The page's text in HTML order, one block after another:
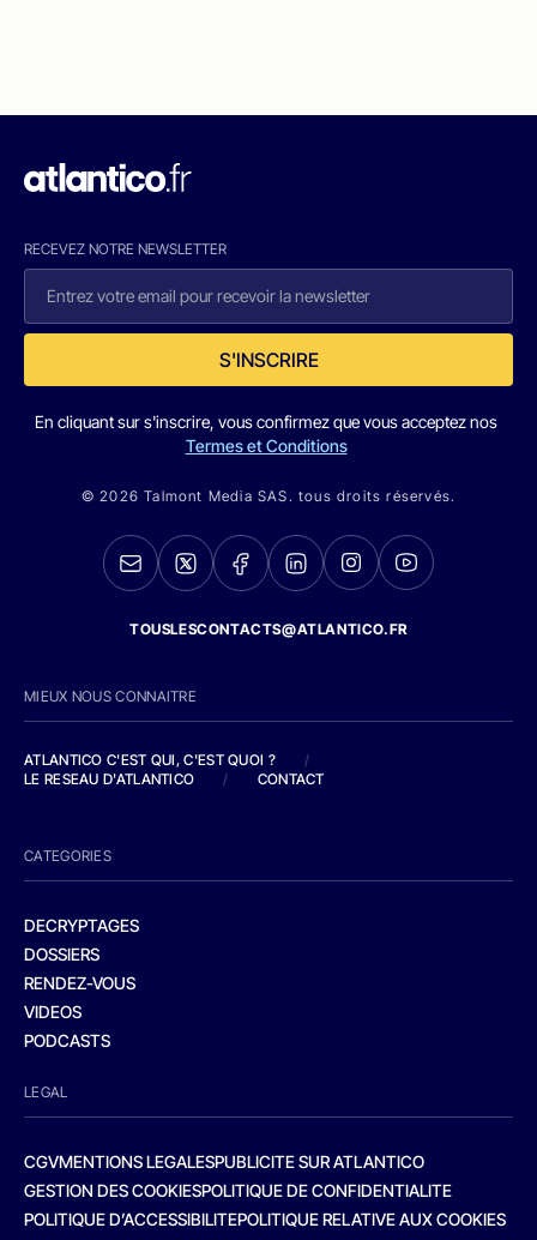
RECEVEZ NOTRE NEWSLETTER
S'INSCRIRE
En cliquant sur s'inscrire, vous confirmez que vous acceptez nos
Termes et Conditions
© 2026 Talmont Media SAS. tous droits réservés.
TOUSLESCONTACTS@ATLANTICO.FR
MIEUX NOUS CONNAITRE
ATLANTICO C'EST QUI, C'EST QUOI ?
/
LE RESEAU D'ATLANTICO
/ CONTACT
CATEGORIES
DECRYPTAGES
DOSSIERS
RENDEZ-VOUS
VIDEOS
PODCASTS
LEGAL
CGVMENTIONS LEGALESPUBLICITE SUR ATLANTICO
GESTION DES COOKIESPOLITIQUE DE CONFIDENTIALITE
POLITIQUE D’ACCESSIBILITEPOLITIQUE RELATIVE AUX COOKIES